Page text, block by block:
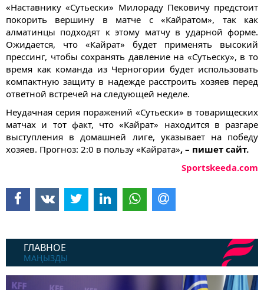
ГЛАВНОЕ
МАҢЫЗДЫ
«Наставнику «Сутьески» Милораду Пековичу предстоит
покорить вершину в матче с «Кайратом», так как
алматинцы подходят к этому матчу в ударной форме.
Ожидается, что «Кайрат» будет применять высокий
прессинг, чтобы сохранять давление на «Сутьеску», в то
время как команда из Черногории будет использовать
компактную защиту в надежде расстроить хозяев перед
ответной встречей на следующей неделе.
Неудачная серия поражений «Сутьески» в товарищеских
матчах и тот факт, что «Кайрат» находится в разгаре
выступления в домашней лиге, указывает на победу
хозяев. Прогноз: 2:0 в пользу «Кайрата», – пишет сайт.
Sportskeeda.com